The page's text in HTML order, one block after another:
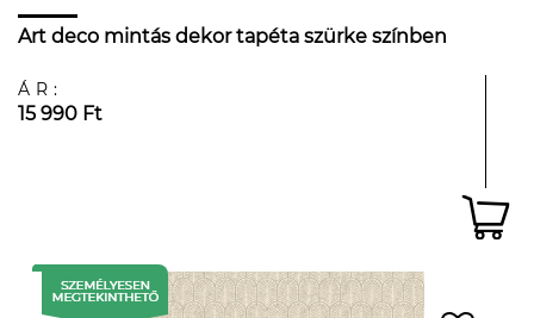
Art deco mintás dekor tapéta szürke színben
ÁR:
15 990 Ft